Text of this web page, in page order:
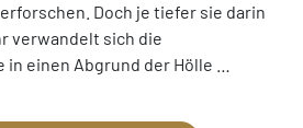
Doch je tiefer sie darin
verwandelt sich die
einen Abgrund der Hölle …